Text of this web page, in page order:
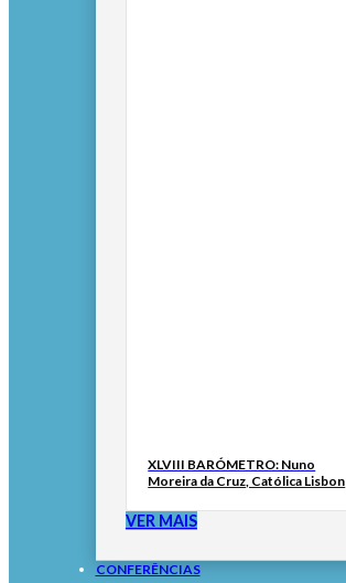
XLVIII BARÓMETRO: Nuno
Moreira da Cruz, Católica Lisbon
VER MAIS
CONFERÊNCIAS